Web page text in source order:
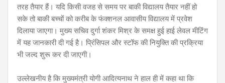
तरह तैयार हैं। यदि किसी वजह से समय पर बाकी विद्यालय तैयार नहीं हो
सके तो बाकी बच्चों को करीब के फंक्शनल आवासीय विद्यालय में प्रवेश
दिलाया जाएगा। मुख्य सचिव दुर्गा शंकर मिश्र के समक्ष हुई हाई लेवल मीटिंग
में यह जानकारी दी गई है। प्रिंसिपल और स्टॉफ की नियुक्ति की प्रक्रिया
भी जल्द शुरू कर दी जाएगी।
उल्लेखनीय है कि मुख्यमंत्री योगी आदित्यनाथ ने हाल ही में कहा था कि